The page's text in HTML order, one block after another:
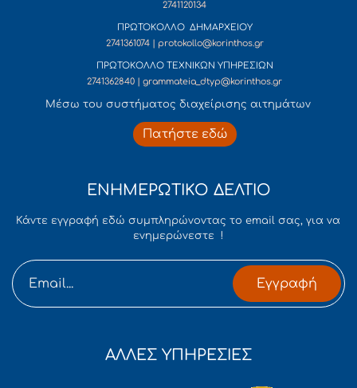
2741120134
ΠΡΩΤΟΚΟΛΛΟ ΔΗΜΑΡΧΕΙΟΥ
2741361074 | protokollo@korinthos.gr
ΠΡΩΤΟΚΟΛΛΟ ΤΕΧΝΙΚΩΝ ΥΠΗΡΕΣΙΩΝ
2741362840 | grammateia_dtyp@korinthos.gr
Mέσω του συστήματος διαχείρισης αιτημάτων
Πατήστε εδώ
ΕΝΗΜΕΡΩΤΙΚΟ ΔΕΛΤΙΟ
Κάντε εγγραφή εδώ συμπληρώνοντας το email σας, για να
ενημερώνεστε !
Εγγραφή
ΑΛΛΕΣ ΥΠΗΡΕΣΙΕΣ